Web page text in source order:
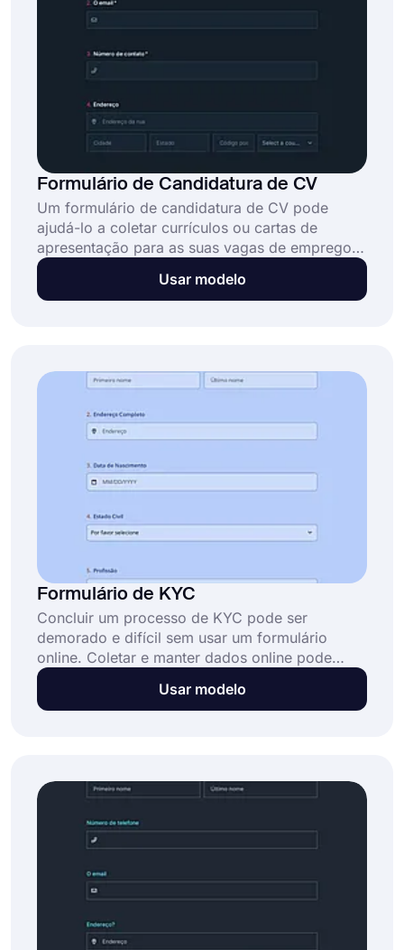
Formulário de Candidatura de CV
Um formulário de candidatura de CV pode
ajudá-lo a coletar currículos ou cartas de
apresentação para as suas vagas de emprego.
Este formulário de candidatura de CV gratuito e
totalmente personalizável permite que
Usar modelo
Formulário de KYC
Concluir um processo de KYC pode ser
demorado e difícil sem usar um formulário
online. Coletar e manter dados online pode
tornar o procedimento super fácil. Usar um
modelo de formulário de KYC proporcionará a
Usar modelo